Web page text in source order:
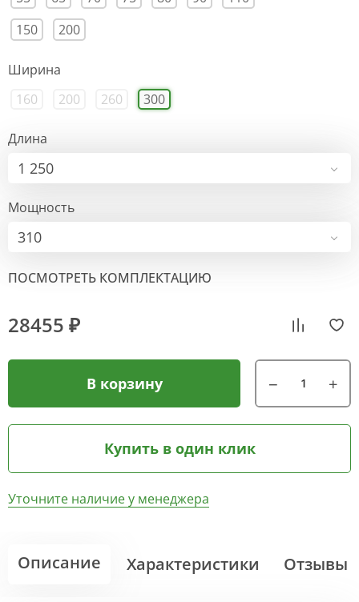
150
200
Ширина
160
200 260 300
Длина
1 250
Мощность
310
ПОСМОТРЕТЬ КОМПЛЕКТАЦИЮ
28455 ₽
В корзину
Купить в один клик
Уточните наличие у менеджера
Описание Характеристики Отзывы